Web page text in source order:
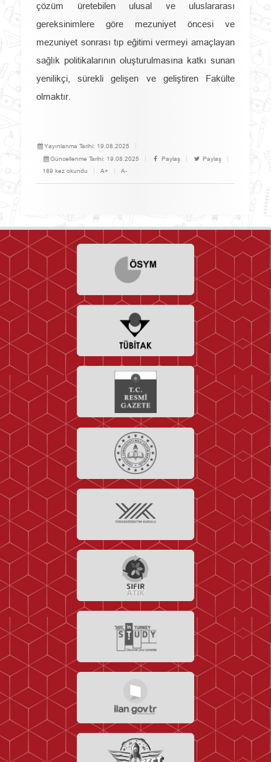
çözüm üretebilen ulusal ve uluslararası
gereksinimlere göre mezuniyet öncesi ve
mezuniyet sonrası tıp eğitimi vermeyi amaçlayan
sağlık politikalarının oluşturulmasına katkı sunan
yenilikçi, sürekli gelişen ve geliştiren Fakülte
olmaktır.
Yayınlanma Tarihi: 19.08.2025
Güncellenme Tarihi: 19.08.2025 Paylaş
Paylaş
189 kez okundu
A+ A-